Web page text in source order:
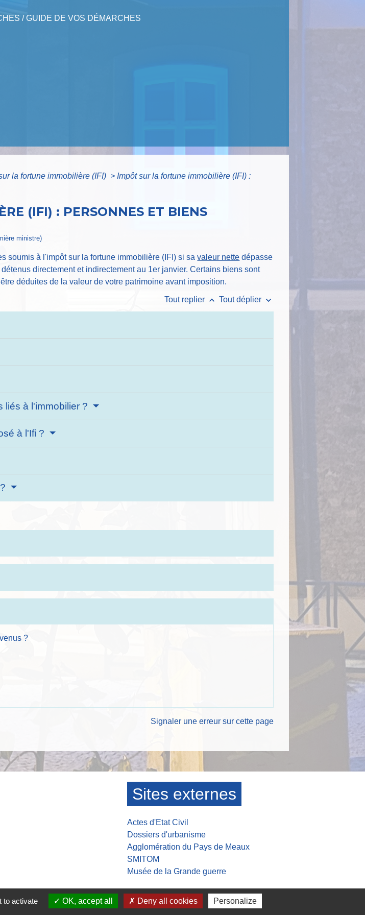
/GUIDE DE VOS DÉMARCHES
la fortune immobilière (IFI) > Impôt sur la fortune immobilière (IFI) :
(IFI) : PERSONNES ET BIENS
ministre)
soumis à l'impôt sur la fortune immobilière (IFI) si savaleur nette dépasse
directement et indirectement au 1er janvier. Certains biens sont
déduites de la valeur de votre patrimoine avant imposition.
Tout replier keyboard_arrow_up Tout déplier keyboard_arrow_down
liés à l'immobilier ?
à l'Ifi ?
?
Signaler une erreur sur cette page
Sites externes
Actes d'Etat Civil
Dossiers d'urbanisme
Agglomération du Pays de Meaux
SMITOM
Musée de la Grande guerre
to activate OK, accept all Deny all cookies Personalize